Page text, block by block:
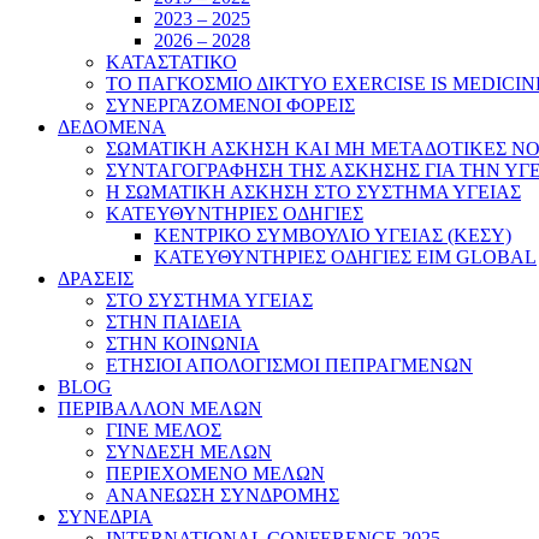
2023 – 2025
2026 – 2028
ΚΑΤΑΣΤΑΤΙΚΟ
ΤΟ ΠΑΓΚΟΣΜΙΟ ΔΙΚΤΥΟ EXERCISE IS
ΣΥΝΕΡΓΑΖΟΜΕΝΟΙ ΦΟΡΕΙΣ
ΔΕΔΟΜΕΝΑ
ΣΩΜΑΤΙΚΗ ΑΣΚΗΣΗ ΚΑΙ ΜΗ ΜΕΤΑΔΟΤΙΚΕΣ
ΣΥΝΤΑΓΟΓΡΑΦΗΣΗ ΤΗΣ ΑΣΚΗΣΗΣ ΓΙΑ ΤΗΝ
Η ΣΩΜΑΤΙΚΗ ΑΣΚΗΣΗ ΣΤΟ ΣΥΣΤΗΜΑ ΥΓΕΙΑΣ
ΚΑΤΕΥΘΥΝΤΗΡΙΕΣ ΟΔΗΓΙΕΣ
ΚΕΝΤΡΙΚΟ ΣΥΜΒΟΥΛΙΟ ΥΓΕΙΑΣ (ΚΕΣΥ)
ΚΑΤΕΥΘΥΝΤΗΡΙΕΣ ΟΔΗΓΙΕΣ EIM GLOBAL
ΔΡΑΣΕΙΣ
ΣΤΟ ΣΥΣΤΗΜΑ ΥΓΕΙΑΣ
ΣΤΗΝ ΠΑΙΔΕΙΑ
ΣΤΗΝ ΚΟΙΝΩΝΙΑ
ΕΤΗΣΙΟΙ ΑΠΟΛΟΓΙΣΜΟΙ ΠΕΠΡΑΓΜΕΝΩΝ
BLOG
ΠΕΡΙΒΑΛΛΟΝ ΜΕΛΩΝ
ΓΙΝΕ ΜΕΛΟΣ
ΣΥΝΔΕΣΗ ΜΕΛΩΝ
ΠΕΡΙΕΧΟΜΕΝΟ ΜΕΛΩΝ
ΑΝΑΝΕΩΣΗ ΣΥΝΔΡΟΜΗΣ
ΣΥΝΕΔΡΙΑ